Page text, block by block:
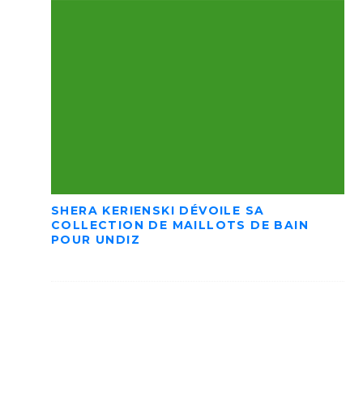
SHERA KERIENSKI DÉVOILE SA
COLLECTION DE MAILLOTS DE BAIN
POUR UNDIZ